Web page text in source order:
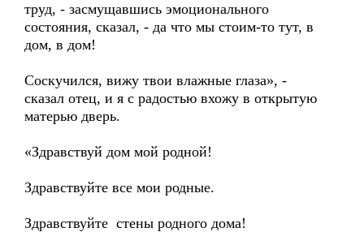
труд, - засмущавшись эмоционального
состояния, сказал, - да что мы стоим-то тут, в
дом, в дом!
Соскучился, вижу твои влажные глаза», -
сказал отец, и я с радостью вхожу в открытую
матерью дверь.
«Здравствуй дом мой родной!
Здравствуйте все мои родные.
Здравствуйте стены родного дома!